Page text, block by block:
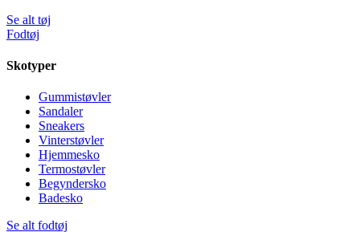
Se alt tøj
Fodtøj
Skotyper
Gummistøvler
Sandaler
Sneakers
Vinterstøvler
Hjemmesko
Termostøvler
Begyndersko
Badesko
Se alt fodtøj